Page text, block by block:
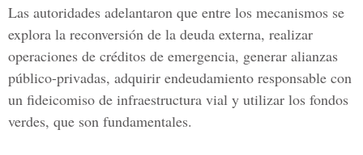
Las autoridades adelantaron que entre los mecanismos se
explora la reconversión de la deuda externa, realizar
operaciones de créditos de emergencia, generar alianzas
público-privadas, adquirir endeudamiento responsable con
un fideicomiso de infraestructura vial y utilizar los fondos
verdes, que son fundamentales.